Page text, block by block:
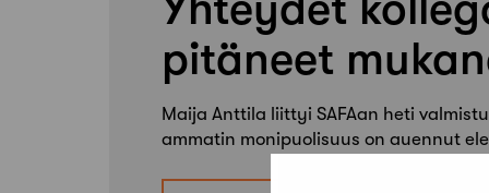
pitäneet
Maija Anttila liittyi SAFAan heti
ammatin monipuolisuus on auennut